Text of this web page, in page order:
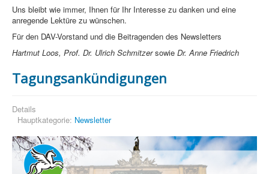
Uns bleibt wie immer, Ihnen für Ihr Interesse zu danken und eine
anregende Lektüre zu wünschen.
Für den DAV-Vorstand und die Beitragenden des Newsletters
Hartmut Loos, Prof. Dr. Ulrich Schmitzersowie Dr. Anne Friedrich
Tagungsankündigungen
Details
Hauptkategorie: Newsletter